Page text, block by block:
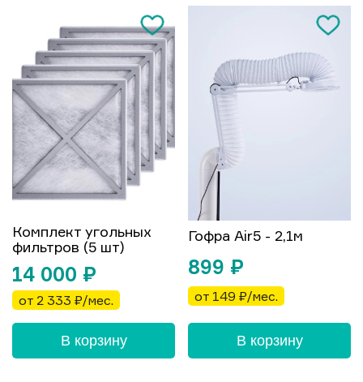
Комплект угольных
фильтров (5 шт)
14 000 ₽
от 2 333 ₽/мес.
В корзину
Гофра Air5 - 2,1м
899 ₽
от 149 ₽/мес.
В корзину